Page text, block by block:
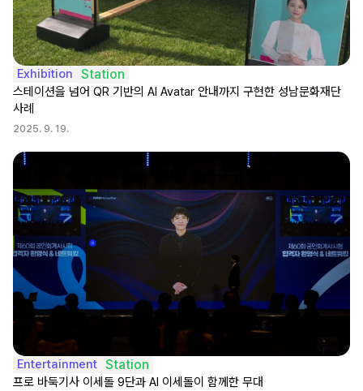
Exhibition Station
스테이션을 넘어 QR 기반의 AI Avatar 안내까지 구현한 성남문화재단
사례
2025. 9. 19.
Entertainment Station
프로 바둑기사 이세돌 9단과 AI 이세돌이 함께한 무대